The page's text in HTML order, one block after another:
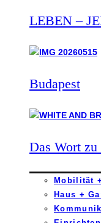
LEBEN –
Budapest
Das Wort zu
Mobilität
Haus +